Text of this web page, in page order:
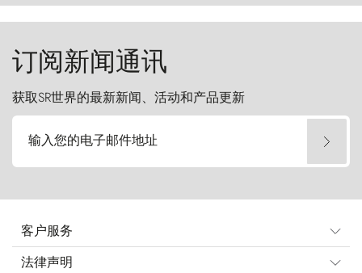
起挑战。
订阅新闻通讯
获取SR世界的最新新闻、活动和产品更新
输入您的电子邮件地址
客户服务
法律声明